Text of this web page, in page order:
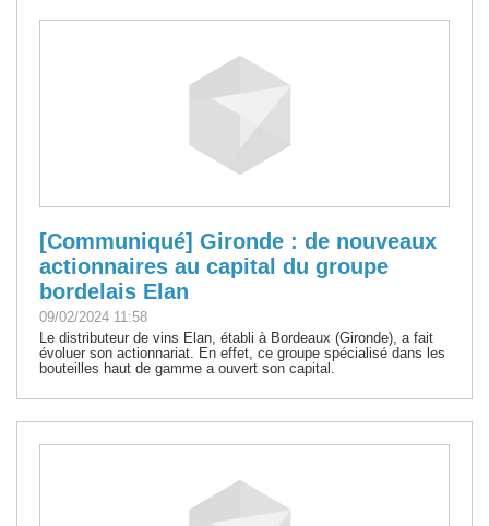
[Communiqué] Gironde : de nouveaux
actionnaires au capital du groupe
bordelais Elan
09/02/2024 11:58
Le distributeur de vins Elan, établi à Bordeaux (Gironde), a fait
évoluer son actionnariat. En effet, ce groupe spécialisé dans les
bouteilles haut de gamme a ouvert son capital.